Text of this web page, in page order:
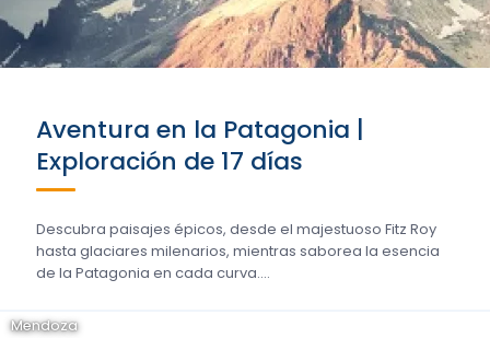
Aventura en la Patagonia |
Exploración de 17 días
Descubra paisajes épicos, desde el majestuoso Fitz Roy
hasta glaciares milenarios, mientras saborea la esencia
de la Patagonia en cada curva....
Mendoza